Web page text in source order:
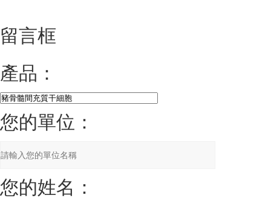
留言框
產品：
您的單位：
您的姓名：